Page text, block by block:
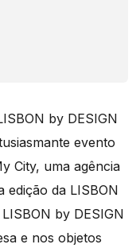
by DESIGN
evento
City, uma agência
edição da LISBON
by DESIGN
e nos objetos